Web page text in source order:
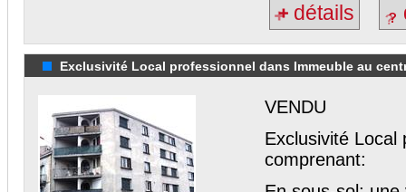
détails
Exclusivité Local professionnel dans Immeuble au
VENDU
Exclusivité Local
comprenant: